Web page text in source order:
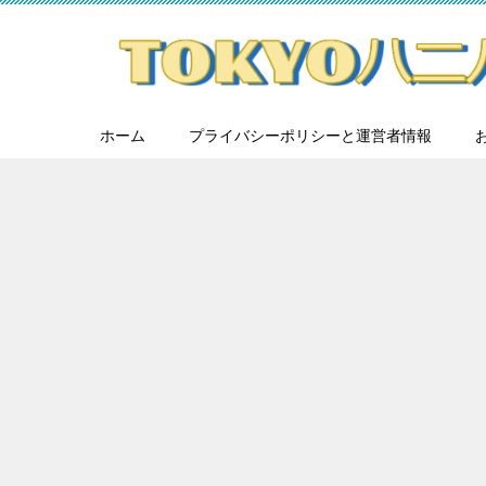
ホーム プライバシーポリシーと運営者情報